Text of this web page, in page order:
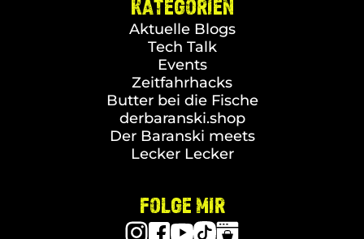
KATEGORIEN
Aktuelle Blogs
Tech Talk
Events
Zeitfahrhacks
Butter bei die Fische
derbaranski.shop
Der Baranski meets
Lecker Lecker
FOLGE MIR